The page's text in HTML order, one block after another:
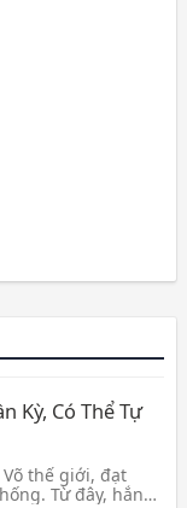
Kỳ, Có Thể Tự
thế giới, đạt
Từ đây, hắn